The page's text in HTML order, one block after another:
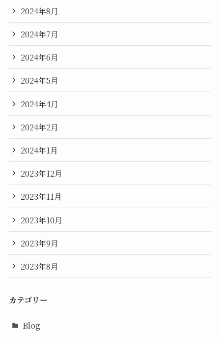
2024年8月
2024年7月
2024年6月
2024年5月
2024年4月
2024年2月
2024年1月
2023年12月
2023年11月
2023年10月
2023年9月
2023年8月
カテゴリー
Blog